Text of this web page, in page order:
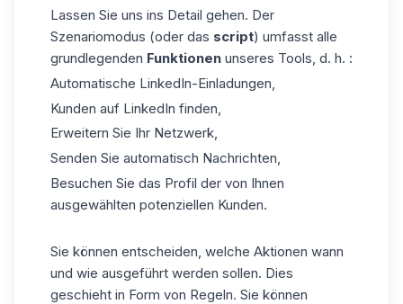
Lassen Sie uns ins Detail gehen. Der
Szenariomodus (oder das script) umfasst alle
grundlegenden Funktionen unseres Tools, d. h. :
Automatische LinkedIn-Einladungen,
Kunden auf LinkedIn finden,
Erweitern Sie Ihr Netzwerk,
Senden Sie automatisch Nachrichten,
Besuchen Sie das Profil der von Ihnen
ausgewählten potenziellen Kunden.
Sie können entscheiden, welche Aktionen wann
und wie ausgeführt werden sollen. Dies
geschieht in Form von Regeln. Sie können